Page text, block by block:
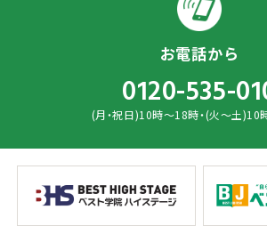
お電話から
0120-535-
(月・祝日)10時～18時・(火～土)10